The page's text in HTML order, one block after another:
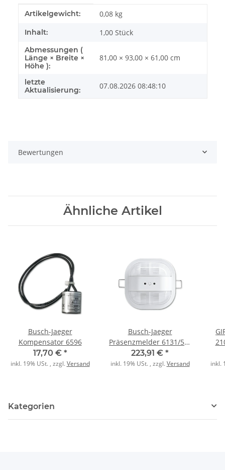
Produkteigenschaft
Wert
Artikelgewicht: 0,08 kg
Inhalt: 1,00 Stück
Abmessungen (
Länge × Breite ×
Höhe ):
81,00 × 93,00 × 61,00 cm
letzte
Aktualisierung:
07.08.2026 08:48:10
Bewertungen
Ähnliche Artikel
Busch-Jaeger
Kompensator 6596
17,70 € *
inkl. 19% USt. , zzgl.Versand
Busch-Jaeger
Präsenzmelder 6131/51-
24 Corridor Premium
KNX ws
223,91 € *
inkl. 19% USt. , zzgl.Versand inkl.
Kategorien